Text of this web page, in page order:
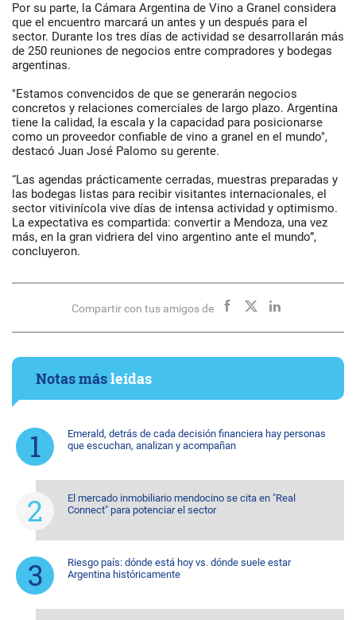
Por su parte, la Cámara Argentina de Vino a Granel considera
que el encuentro marcará un antes y un después para el
sector. Durante los tres días de actividad se desarrollarán más
de 250 reuniones de negocios entre compradores y bodegas
argentinas.
"Estamos convencidos de que se generarán negocios
concretos y relaciones comerciales de largo plazo. Argentina
tiene la calidad, la escala y la capacidad para posicionarse
como un proveedor confiable de vino a granel en el mundo",
destacó Juan José Palomo su gerente.
“Las agendas prácticamente cerradas, muestras preparadas y
las bodegas listas para recibir visitantes internacionales, el
sector vitivinícola vive días de intensa actividad y optimismo.
La expectativa es compartida: convertir a Mendoza, una vez
más, en la gran vidriera del vino argentino ante el mundo”,
concluyeron.
Compartir con tus amigos de
Notas másleídas
Emerald, detrás de cada decisión financiera hay personas
que escuchan, analizan y acompañan
El mercado inmobiliario mendocino se cita en "Real
Connect" para potenciar el sector
Riesgo país: dónde está hoy vs. dónde suele estar
Argentina históricamente